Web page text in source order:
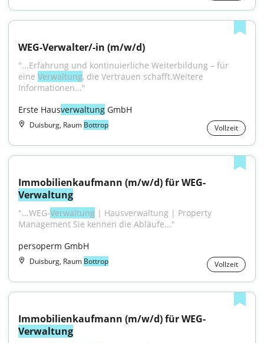
WEG-Verwalter/-in (m/w/d)
"...Erfahrung und kontinuierliche Weiterbildung – für
eine Verwaltung, die Vertrauen schafft.Weitere
Informationen..."
Erste Hausverwaltung GmbH
Duisburg, Raum Bottrop Vollzeit
Immobilienkaufmann (m/w/d) für WEG-
Verwaltung
"...WEG-Verwaltung | Hausverwaltung | Property
Management Sie kennen die Abläufe..."
persoperm GmbH
Duisburg, Raum Bottrop Vollzeit
Immobilienkaufmann (m/w/d) für WEG-
Verwaltung